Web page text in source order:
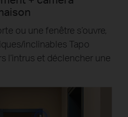
ou une fenêtre s’ouvre,
inclinables Tapo
l’intrus et déclencher une